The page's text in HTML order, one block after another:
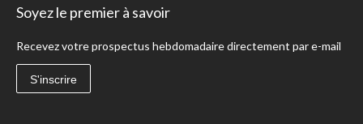
Soyez le premier à savoir
Recevez votre prospectus hebdomadaire directement par e-mail
S'inscrire